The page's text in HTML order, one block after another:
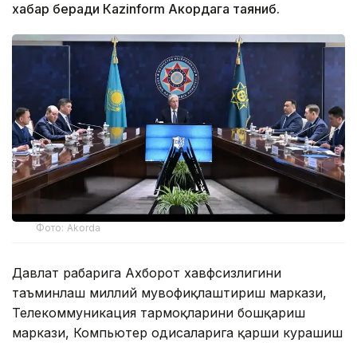
хабар беради Каzinform Акордага таяниб.
Фото: Akorda
Давлат раҳбарига Ахборот хавфсизлигини
таъминлаш миллий мувофиқлаштириш маркази,
Телекоммуникация тармоқларини бошқариш
маркази, Компьютер ҳодисаларига қарши курашиш